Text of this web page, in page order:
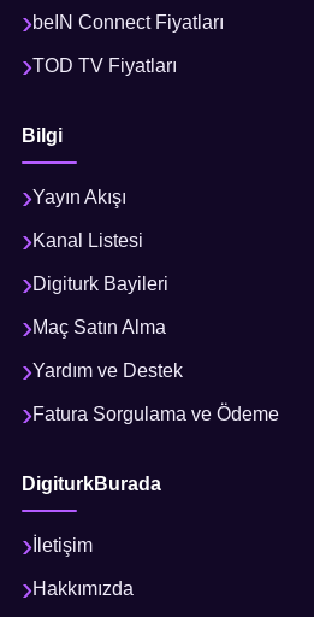
beIN Connect Fiyatları
TOD TV Fiyatları
Bilgi
Yayın Akışı
Kanal Listesi
Digiturk Bayileri
Maç Satın Alma
Yardım ve Destek
Fatura Sorgulama ve Ödeme
DigiturkBurada
İletişim
Hakkımızda